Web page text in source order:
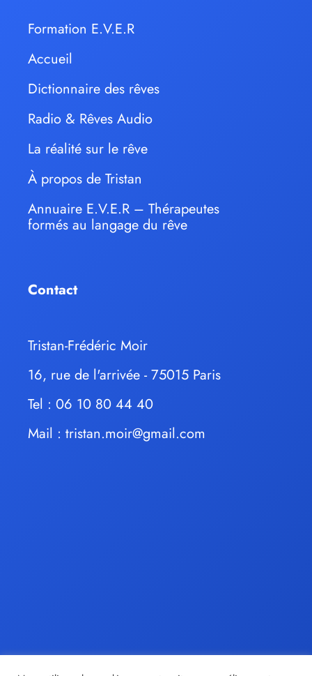
Formation E.V.E.R
Accueil
Dictionnaire des rêves
Radio & Rêves Audio
La réalité sur le rêve
À propos de Tristan
Annuaire E.V.E.R – Thérapeutes
formés au langage du rêve
Contact
Tristan-Frédéric Moir
16, rue de l'arrivée - 75015 Paris
Tel : 06 10 80 44 40
Mail : tristan.moir@gmail.com